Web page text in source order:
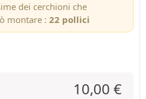
dei cerchioni che
montare : 22 pollici
10,00 €